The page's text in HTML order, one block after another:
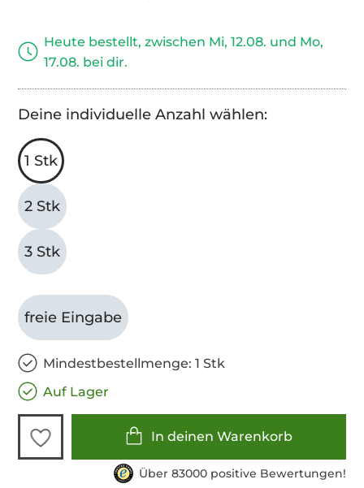
Heute bestellt, zwischen Mi, 12.08. und Mo,
17.08. bei dir.
Deine individuelle Anzahl wählen:
1 Stk
2 Stk
3 Stk
freie Eingabe
Mindestbestellmenge: 1 Stk
Auf Lager
In deinen Warenkorb
Über 83000 positive Bewertungen!